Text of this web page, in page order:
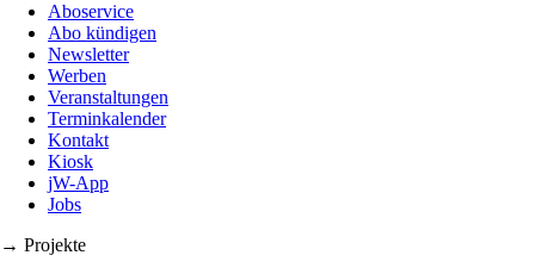
Aboservice
Abo kündigen
Newsletter
Werben
Veranstaltungen
Terminkalender
Kontakt
Kiosk
jW-App
Jobs
→ Projekte